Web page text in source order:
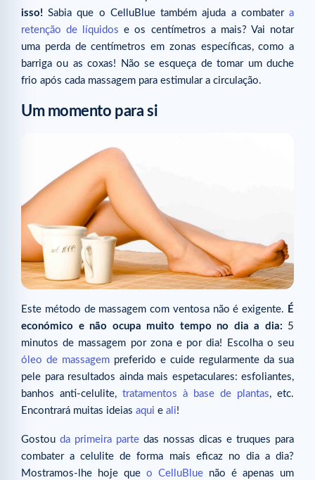
isso! Sabia que o CelluBlue também ajuda a combater a
retenção de líquidos e os centímetros a mais? Vai notar
uma perda de centímetros em zonas específicas, como a
barriga ou as coxas! Não se esqueça de tomar um duche
frio após cada massagem para estimular a circulação.
Um momento para si
Este método de massagem com ventosa não é exigente. É
económico e não ocupa muito tempo no dia a dia: 5
minutos de massagem por zona e por dia! Escolha o seu
óleo de massagem preferido e cuide regularmente da sua
pele para resultados ainda mais espetaculares: esfoliantes,
banhos anti-celulite, tratamentos à base de plantas, etc.
Encontrará muitas ideias aqui e ali!
Gostou da primeira parte das nossas dicas e truques para
combater a celulite de forma mais eficaz no dia a dia?
Mostramos-lhe hoje que o CelluBlue não é apenas um